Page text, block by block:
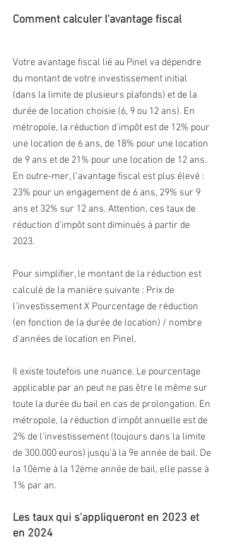
Comment calculer l'avantage fiscal
Votre avantage fiscal lié au Pinel va dépendre
du montant de votre investissement initial
(dans la limite de plusieurs plafonds) et de la
durée de location choisie (6, 9 ou 12 ans). En
métropole, la réduction d'impôt est de 12% pour
une location de 6 ans, de 18% pour une location
de 9 ans et de 21% pour une location de 12 ans.
En outre-mer, l'avantage fiscal est plus élevé :
23% pour un engagement de 6 ans, 29% sur 9
ans et 32% sur 12 ans. Attention, ces taux de
réduction d'impôt sont diminués à partir de
2023.
Pour simplifier, le montant de la réduction est
calculé de la manière suivante : Prix de
l'investissement X Pourcentage de réduction
(en fonction de la durée de location) / nombre
d'années de location en Pinel.
Il existe toutefois une nuance. Le pourcentage
applicable par an peut ne pas être le même sur
toute la durée du bail en cas de prolongation. En
métropole, la réduction d'impôt annuelle est de
2% de l'investissement (toujours dans la limite
de 300.000 euros) jusqu'à la 9e année de bail. De
la 10ème à la 12ème année de bail, elle passe à
1% par an.
Les taux qui s'appliqueront en 2023 et
en 2024